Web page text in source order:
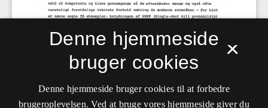
×
Denne hjemmeside
bruger cookies
Denne hjemmeside bruger cookies til at forbedre
brugeroplevelsen. Ved at bruge vores hjemmeside giver du